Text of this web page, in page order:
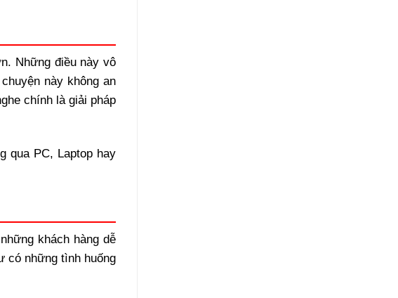
Những điều này vô
này không an
chính là giải pháp
qua PC, Laptop hay
khách hàng dễ
có những tình huống